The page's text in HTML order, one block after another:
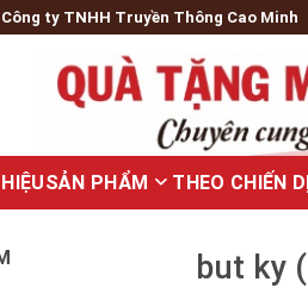
Công ty TNHH Truyền Thông Cao Minh
SẢN PHẨM THEO CHIẾN
but ky